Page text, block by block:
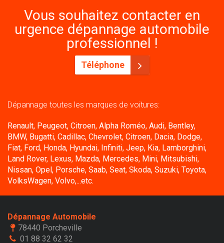
Vous souhaitez contacter en
urgence dépannage automobile
professionnel !
Téléphone
Dépannage toutes les marques de voitures:
Renault, Peugeot, Citroen, Alpha Roméo, Audi, Bentley,
BMW, Bugatti, Cadillac, Chevrolet, Citroen, Dacia, Dodge,
Fiat, Ford, Honda, Hyundai, Infiniti, Jeep, Kia, Lamborghini,
Land Rover, Lexus, Mazda, Mercedes, Mini, Mitsubishi,
Nissan, Opel, Porsche, Saab, Seat, Skoda, Suzuki, Toyota,
VolksWagen, Volvo,...etc.
Dépannage Automobile
78440 Porcheville
01 88 32 62 32